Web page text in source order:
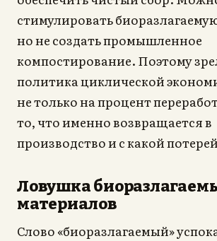
стимулировать
но не создать промышленное
компостирование. Поэтому
политика циклической
не только на процент
то, что именно возвращается в
производство и с какой
Ловушка
материалов
Слово «биоразлагаемый»